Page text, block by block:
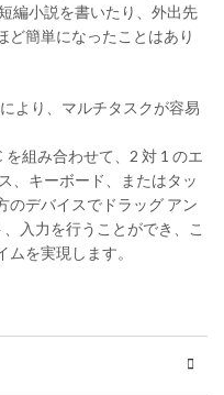
編小説を書いたり、外出先
ど簡単になったことはあり
より、マルチタスクが容易
組み合わせて、2 対 1 のエ
、キーボード、またはタッ
のデバイスでドラッグ アン
入力を行うことができ、こ
を実現します。